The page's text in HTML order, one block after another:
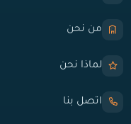
من نحن
لماذا نحن
اتصل بنا